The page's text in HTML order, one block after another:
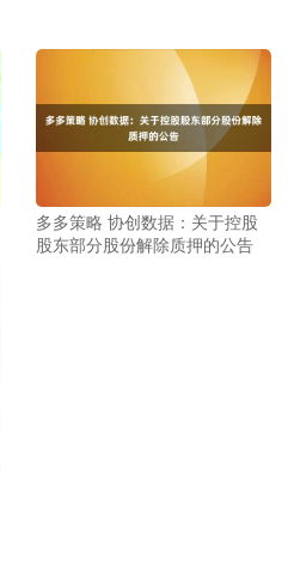
多多策略 协创数据：关于控股
股东部分股份解除质押的公告